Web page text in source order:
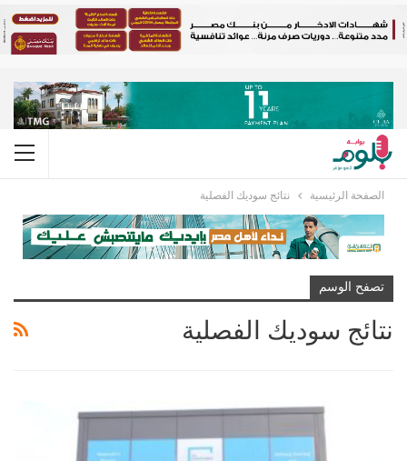
الصفحة الرئيسية نتائج سوديك الفصلية
تصفح الوسم
نتائج سوديك الفصلية